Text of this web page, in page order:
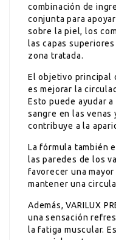
combinación de
conjunta para
sobre la piel, los
las capas
zona tratada.
El objetivo principal
es mejorar la
Esto puede ayudar
sangre en las venas
contribuye a la
La fórmula también
las paredes de los
favorecer una
mantener una
Además, VARILUX
una sensación
la fatiga muscular.